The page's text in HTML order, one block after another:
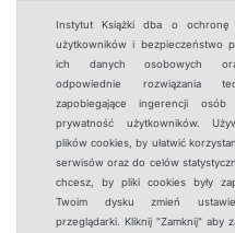
Instytut Książki dba o ochronę
użytkowników i bezpieczeństwo
ich danych osobowych
odpowiednie rozwiązania
zapobiegające ingerencji
prywatność użytkowników.
plików cookies, by ułatwić
serwisów oraz do celów
chcesz, by pliki cookies były
Twoim dysku zmień
przeglądarki. Kliknij "Zamknij" aby